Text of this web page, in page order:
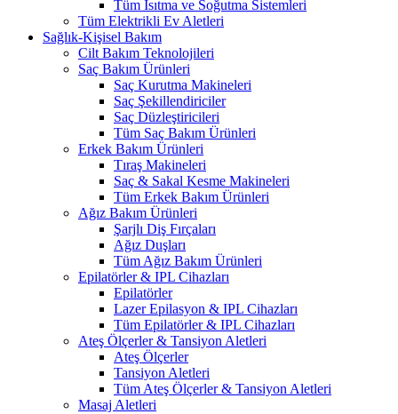
Tüm Isıtma ve Soğutma Sistemleri
Tüm Elektrikli Ev Aletleri
Sağlık-Kişisel Bakım
Cilt Bakım Teknolojileri
Saç Bakım Ürünleri
Saç Kurutma Makineleri
Saç Şekillendiriciler
Saç Düzleştiricileri
Tüm Saç Bakım Ürünleri
Erkek Bakım Ürünleri
Tıraş Makineleri
Saç & Sakal Kesme Makineleri
Tüm Erkek Bakım Ürünleri
Ağız Bakım Ürünleri
Şarjlı Diş Fırçaları
Ağız Duşları
Tüm Ağız Bakım Ürünleri
Epilatörler & IPL Cihazları
Epilatörler
Lazer Epilasyon & IPL Cihazları
Tüm Epilatörler & IPL Cihazları
Ateş Ölçerler & Tansiyon Aletleri
Ateş Ölçerler
Tansiyon Aletleri
Tüm Ateş Ölçerler & Tansiyon Aletleri
Masaj Aletleri